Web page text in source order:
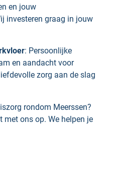
en jouw
investeren graag in jouw
: Persoonlijke
en aandacht voor
zorg aan de slag
rondom Meerssen?
ons op. We helpen je